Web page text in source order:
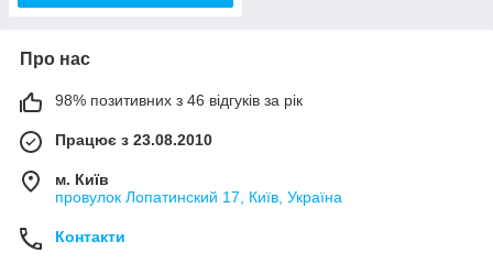
Про нас
98% позитивних з 46 відгуків за рік
Працює з 23.08.2010
м. Київ
провулок Лопатинский 17, Київ, Україна
Контакти